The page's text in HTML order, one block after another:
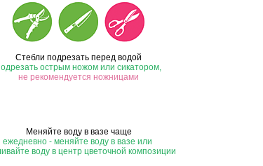
Стебли подрезать перед водой
острым ножом или сикатором,
не рекомендуется ножницами
Меняйте воду в вазе чаще
ежедневно - меняйте воду в вазе или
воду в центр цветочной композиции